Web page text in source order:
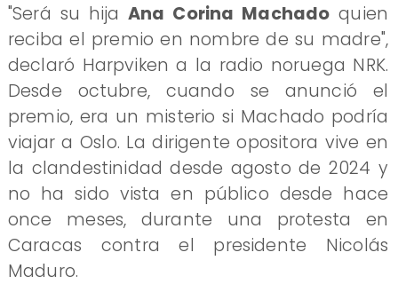
"Será su hijaAna Corina Machado quien
reciba el premio en nombre de su madre",
declaró Harpviken a la radio noruega NRK.
Desde octubre, cuando se anunció el
premio, era un misterio si Machado podría
viajar a Oslo. La dirigente opositora vive en
la clandestinidad desde agosto de 2024 y
no ha sido vista en público desde hace
once meses, durante una protesta en
Caracas contra el presidente Nicolás
Maduro.